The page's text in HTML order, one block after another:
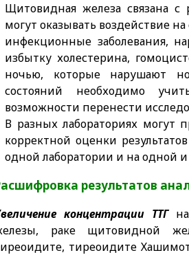
Щитовидная железа связана
могут оказывать воздействие
инфекционные заболевания,
избытку холестерина,
ночью, которые нарушают
состояний необходимо
возможности перенести
В разных лабораториях могут
корректной оценки
одной лаборатории и на одной
результатов
концентрации ТТГ
раке щитовидной
тиреоидите